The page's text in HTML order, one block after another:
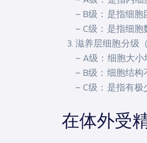
– B级：是指细胞
– C级：是指细胞
滋养层细胞分级
– A级：细胞大小
– B级：细胞结构
– C级：是指有极
在体外受